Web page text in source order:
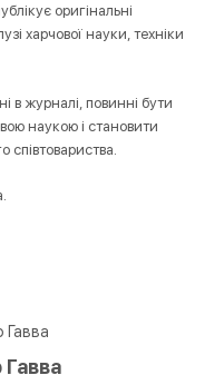
оригінальні
харчової науки, техніки
в журналі, повинні бути
наукою і становити